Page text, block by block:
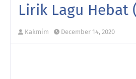
Lirik Lagu Hebat
Kakmim December 14, 2020